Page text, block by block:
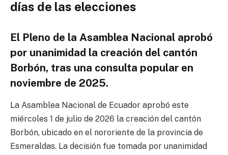
días de las elecciones
El Pleno de la Asamblea Nacional aprobó
por unanimidad la creación del cantón
Borbón, tras una consulta popular en
noviembre de 2025.
La Asamblea Nacional de Ecuador aprobó este
miércoles 1 de julio de 2026 la creación del cantón
Borbón, ubicado en el nororiente de la provincia de
Esmeraldas. La decisión fue tomada por unanimidad